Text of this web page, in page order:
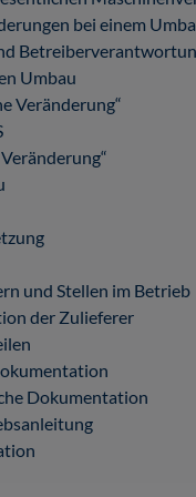
bei einem
Umbau
Veränderung“
und Stellen im Betrieb
der Zulieferer
Dokumentation